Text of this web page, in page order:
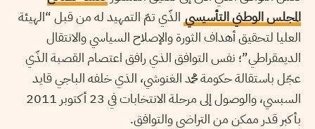
المجلس الوطني التأسيسي الذّي تمّ التمهيد له من قبل “الهيئة
العليا لتحقيق أهداف الثورة والإصلاح السياسي والانتقال
الديمقراطي”؛ نفس التوافق الذي رافق اعتصام القصبة الذّي
عجّل باستقالة حكومة محمد الغنوشي، الذي خلفه الباجي قايد
السبسي، والوصول إلى مرحلة الانتخابات في 23 أكتوبر 2011
بأكبر قدر ممكن من التراضي والتوافق.